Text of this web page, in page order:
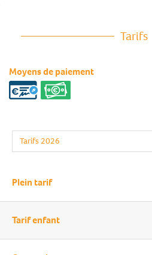
Tarifs
Moyens de paiement
Plein tarif
Tarif enfant